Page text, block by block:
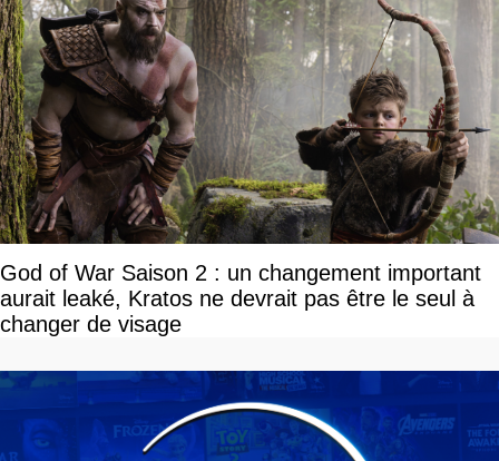
God of War Saison 2 : un changement important
aurait leaké, Kratos ne devrait pas être le seul à
changer de visage